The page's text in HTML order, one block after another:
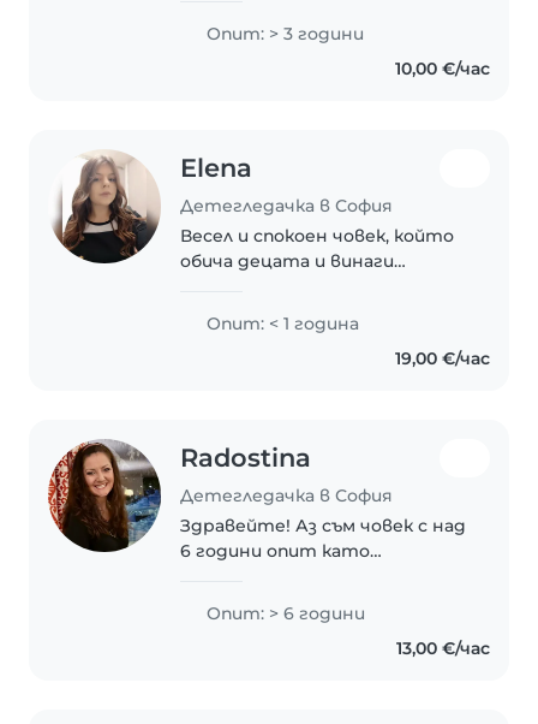
разговори за любими животни,
мечти и големи детски
Опит: > 3 години
10,00 €/час
Elena
Детегледачка в София
Весел и спокоен човек, който
обича децата и винаги
обичам да помагам
Опит: < 1 година
19,00 €/час
Radostina
Детегледачка в София
Здравейте! Аз съм човек с над
6 години опит като
сферата на изкуствата,
включително и управленски
Опит: > 6 години
13,00 €/час